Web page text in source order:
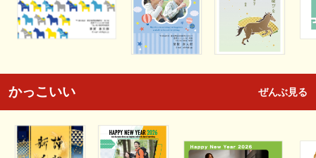
かっこいい ぜんぶ見る